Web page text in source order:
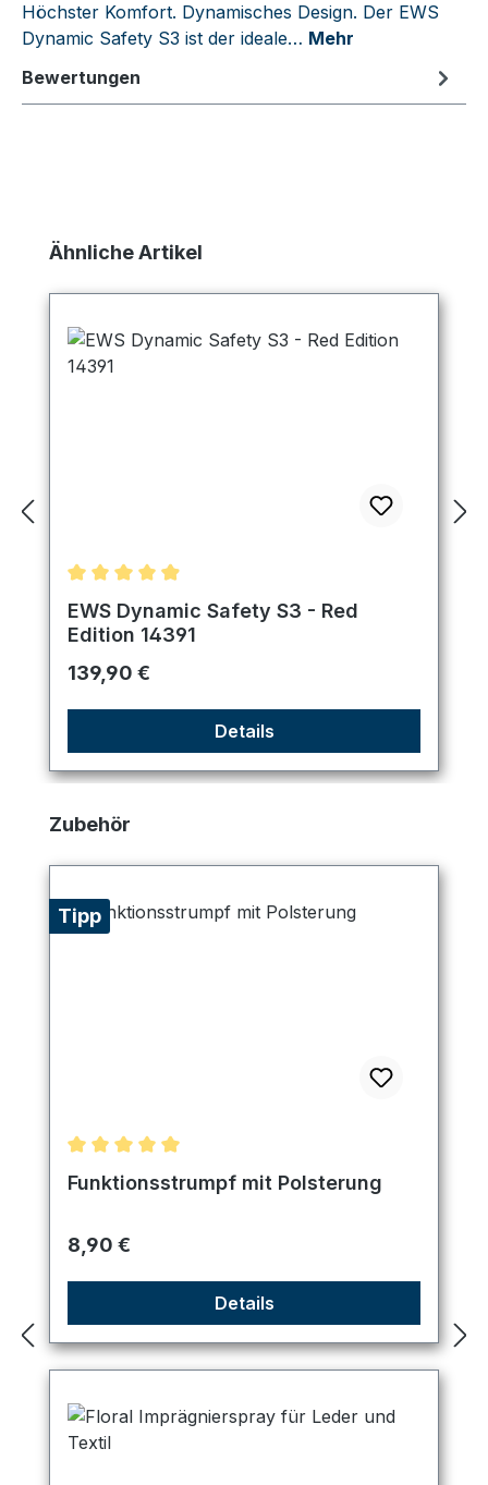
Höchster Komfort. Dynamisches Design. Der EWS
Dynamic Safety S3 ist der ideale… Mehr
Bewertungen
Produktgalerie überspringen
Ähnliche Artikel
Durchschnittliche Bewertung von 4.89 von 5
EWS Dynamic Safety S3 - Red
Edition 14391
Regulärer Preis:
139,90 €
Details
Produktgalerie überspringen
Zubehör
Tipp
Durchschnittliche Bewertung von 5 von 5 Sternen
Funktionsstrumpf mit Polsterung
Regulärer Preis:
8,90 €
Details